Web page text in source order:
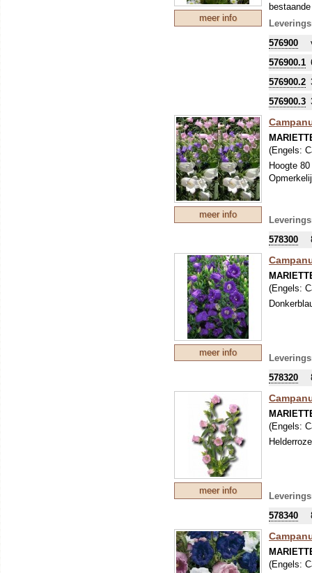
meer info
(droog
voor 10
576900
576900.1
576900.2
576900.3
meer info
(Engels:
Hoogte
578300
meer info
(Engels:
578320
meer info
(Engels:
Helderroze
578340
(Engels: